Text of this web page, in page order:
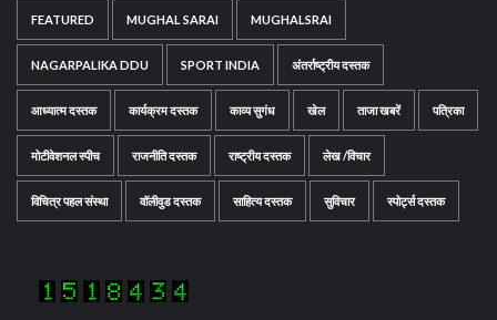
FEATURED MUGHAL SARAI MUGHALSRAI
NAGARPALIKA DDU SPORT INDIA अंतर्राष्ट्रीय दस्तक
आध्यात्म दस्तक कार्यक्रम दस्तक काव्य सुगंध खेल ताजा खबरें पत्रिका
मोटीवेशनल स्पीच राजनीति दस्तक राष्ट्रीय दस्तक लेख /विचार
विचित्र पहल संस्था वॉलीवुड दस्तक साहित्य दस्तक सुविचार स्पोर्ट्स दस्तक